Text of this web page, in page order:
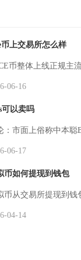
币上交易所怎么样
06-16
可以卖吗
06-17
币如何提现到钱包
04-14